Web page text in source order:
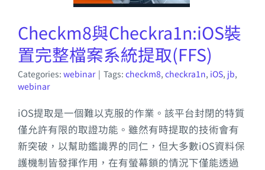
Checkm8與Checkra1n:iOS裝
置完整檔案系統提取(FFS)
Categories: webinar | Tags: checkm8, checkra1n, iOS, jb,
webinar
iOS提取是一個難以克服的作業。該平台封閉的特質
僅允許有限的取證功能。雖然有時提取的技術會有
新突破，以幫助鑑識界的同仁，但大多數iOS資料保
護機制皆發揮作用，在有螢幕鎖的情況下僅能透過